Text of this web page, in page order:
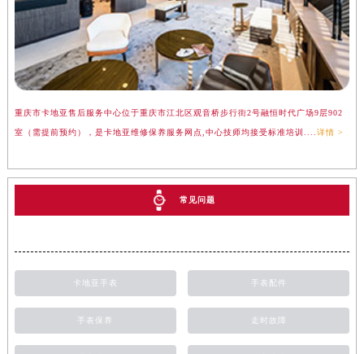
重庆市卡地亚售后服务中心位于重庆市江北区观音桥步行街2号融恒时代广场9层902
室（需提前预约），是卡地亚维修保养服务网点,中心技师均接受标准培训.... 详情 >
常见问题
卡地亚手表 手表配件
手表保养 走时故障